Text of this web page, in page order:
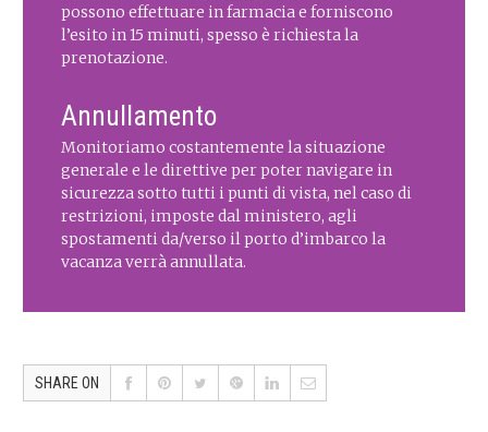
possono effettuare in farmacia e forniscono
l’esito in 15 minuti, spesso è richiesta la
prenotazione.
Annullamento
Monitoriamo costantemente la situazione
generale e le direttive per poter navigare in
sicurezza sotto tutti i punti di vista, nel caso di
restrizioni, imposte dal ministero, agli
spostamenti da/verso il porto d’imbarco la
vacanza verrà annullata.
SHARE ON